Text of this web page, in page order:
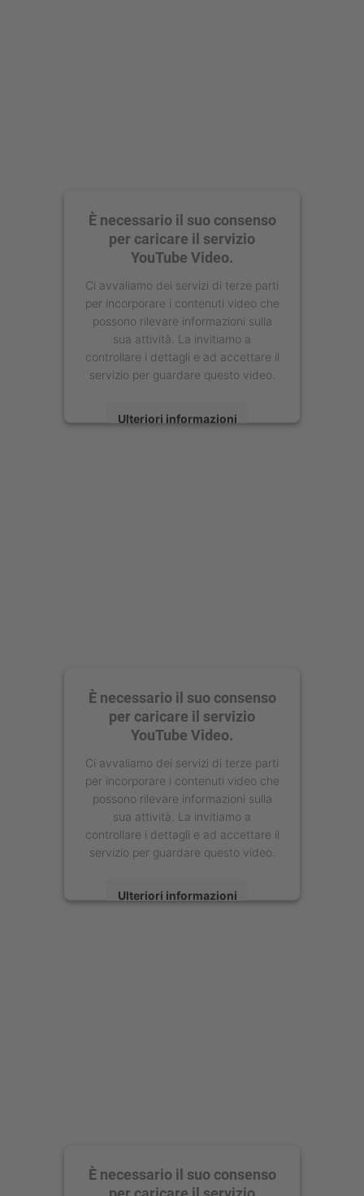
È necessario il suo consenso
per caricare il servizio
YouTube Video.
Ci avvaliamo dei servizi di terze parti
per incorporare i contenuti video che
possono rilevare informazioni sulla
sua attività. La invitiamo a
controllare i dettagli e ad accettare il
servizio per guardare questo video.
Ulteriori informazioni
È necessario il suo consenso
per caricare il servizio
YouTube Video.
Ci avvaliamo dei servizi di terze parti
per incorporare i contenuti video che
possono rilevare informazioni sulla
sua attività. La invitiamo a
controllare i dettagli e ad accettare il
servizio per guardare questo video.
Ulteriori informazioni
È necessario il suo consenso